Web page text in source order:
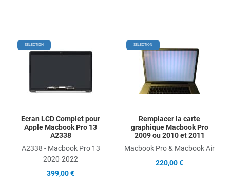
SÉLECTION Add to Wishlist
Add to Compare
Quick View
Ecran LCD Complet pour
Apple Macbook Pro 13
A2338
A2338 - Macbook Pro 13
2020-2022
399,00 €
SÉLECTION
Remplacer la carte
graphique Macbook Pro
2009 ou 2010 et 2011
Macbook Pro & Macbook Air
220,00 €